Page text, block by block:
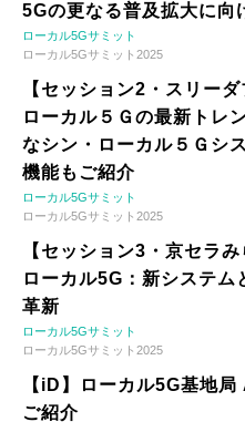
5Gの更なる普及拡大に向
ローカル5Gサミット
ローカル5Gサミット2025
【セッション2・スリー
ローカル５Ｇの最新ト
なシン・ローカル５Ｇシ
機能もご紹介
ローカル5Gサミット
ローカル5Gサミット2025
【セッション3・京セラ
ローカル5G：新システム
革新
ローカル5Gサミット
ローカル5Gサミット2025
【iD】ローカル5G基地
ご紹介